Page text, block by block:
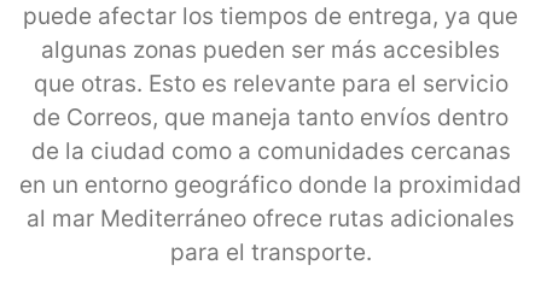
puede afectar los tiempos de entrega, ya que
algunas zonas pueden ser más accesibles
que otras. Esto es relevante para el servicio
de Correos, que maneja tanto envíos dentro
de la ciudad como a comunidades cercanas
en un entorno geográfico donde la proximidad
al mar Mediterráneo ofrece rutas adicionales
para el transporte.